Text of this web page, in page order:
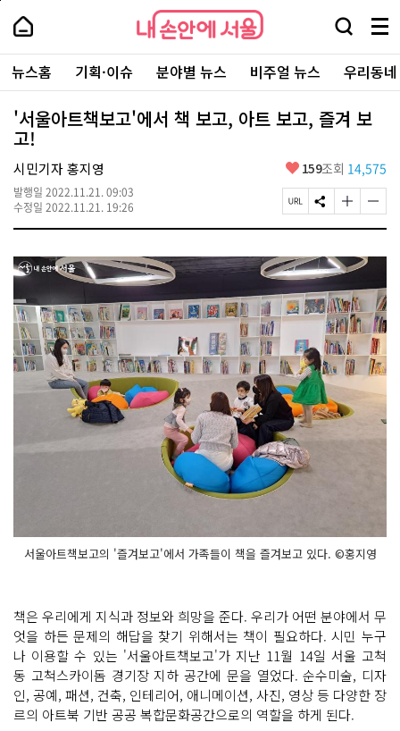
본
로
가
내
손
안
에
서
울
-
서
울
시
대
표
소
통
포
내
손
에
울
검
창
열
기
메
뉴
전
체
보
주
요
서
뉴스홈 기획·이슈 분야별 뉴스 비주얼 뉴스 우리동
'서울아트책보고'에서 책 보고, 아트 보고, 즐겨 보
고!
시민기자 홍지영
발행일 2022.11.21. 09:03
수정일 2022.11.21. 19:26
좋
요
159조회 14,575
페
이
U
R
L
복
사
S
N
공
유
하
기
글
자
기
크
변
경
하
기
글
자
기
게
변
경
하
기
서울아트책보고의 '즐겨보고'에서 가족들이 책을 즐겨보고 있다. ©홍지영
책은 우리에게 지식과 정보와 희망을 준다. 우리가 어떤 분야에서 무
엇을 하든 문제의 해답을 찾기 위해서는 책이 필요하다. 시민 누구
나 이용할 수 있는 '서울아트책보고'가 지난 11월 14일 서울 고척
동 고척스카이돔 경기장 지하 공간에 문을 열었다. 순수미술, 디자
인, 공예, 패션, 건축, 인테리어, 애니메이션, 사진, 영상 등 다양한 장
르의 아트북 기반 공공 복합문화공간으로의 역할을 하게 된다.
페
상
단
로